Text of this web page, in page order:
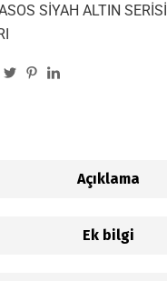
SİYAH ALTIN SERİSİ
Açıklama
Ek bilgi